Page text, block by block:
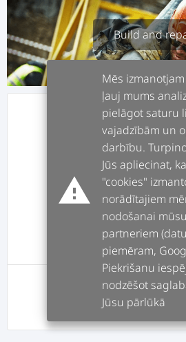
Build and
infoABOUT
assignment JOBS
forumPOSTS
REVIEWS
This user has no
warning
Mēs
ļauj mums
pielāgot saturu
vajadzībām un
darbību.
Jūs apliecinat,
"cookies"
norādītajiem
nodošanai
partneriem
piemēram,
Piekrišanu
nodzēšot
Jūsu pārlūkā